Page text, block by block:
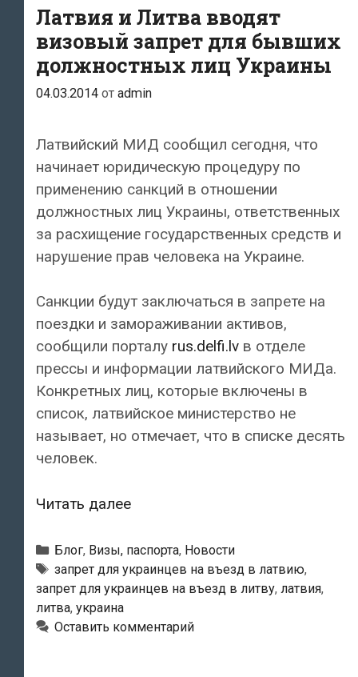
Агентство
ЕС
Латвия и Литва вводят
визовый запрет для бывших
должностных лиц Украины
04.03.2014 от admin
Латвийский МИД сообщил сегодня, что
начинает юридическую процедуру по
применению санкций в отношении
должностных лиц Украины, ответственных
за расхищение государственных средств и
нарушение прав человека на Украине.
Санкции будут заключаться в запрете на
поездки и замораживании активов,
сообщили порталу rus.delfi.lv в отделе
прессы и информации латвийского МИДа.
Конкретных лиц, которые включены в
список, латвийское министерство не
называет, но отмечает, что в списке десять
человек.
Читать далееЛатвия
Литва
вводят
визовый
для
Рубрики
Блог, Визы, паспорта, Новости
Метки
запрет для украинцев на въезд в латвию,
запрет для украинцев на въезд в литву, латвия,
литва, украина
Оставить комментарий